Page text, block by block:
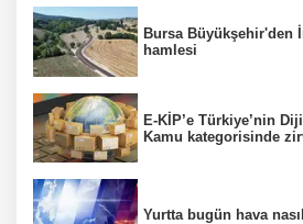
Bursa Büyükşehir'den
hamlesi
E-KİP’e Türkiye’nin
Kamu kategorisinde
Yurtta bugün hava